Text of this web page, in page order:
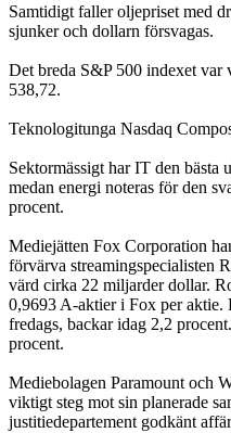
Samtidigt faller oljepriset med
sjunker och dollarn försvagas.
Det breda S&P 500 indexet
538,72.
Teknologitunga Nasdaq
Sektormässigt har IT den bästa
medan energi noteras för den
procent.
Mediejätten Fox Corporation
förvärva streamingspecialisten
värd cirka 22 miljarder dollar.
0,9693 A-aktier i Fox per aktie.
fredags, backar idag 2,2
procent.
Mediebolagen Paramount och
viktigt steg mot sin planerade
justitiedepartement godkänt